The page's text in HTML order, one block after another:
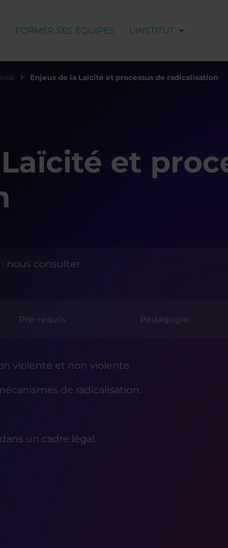
FORMER SES ÉQUIPES L'INSTITUT
Enjeux de la Laïcité et processus de radicalisation
et
: nous consulter
violente et non violente.
de radicalisation.
un cadre légal.